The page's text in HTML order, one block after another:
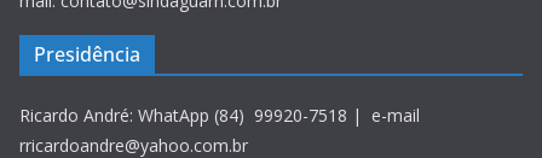
Presidência
Ricardo André: WhatApp (84) 99920-7518 | e-mail
rricardoandre@yahoo.com.br